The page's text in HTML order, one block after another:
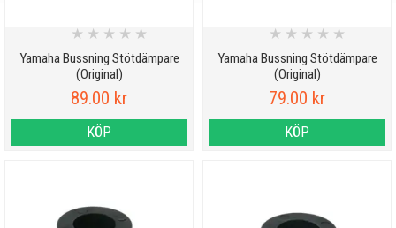
Yamaha Bussning Stötdämpare
(Original)
★ ★ ★ ★ ★
89.00 kr
KÖP
Yamaha Bussning Stötdämpare
(Original)
★ ★ ★ ★ ★
79.00 kr
KÖP